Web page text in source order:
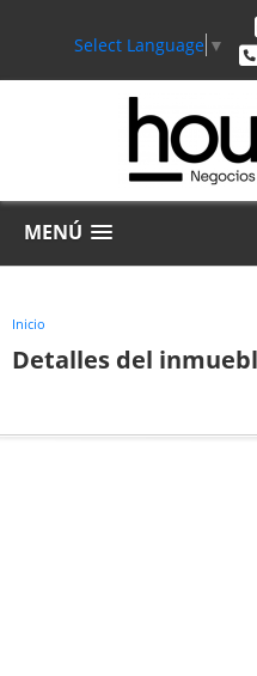
Select Language ▼
MENÚ
Inicio
Detalles del